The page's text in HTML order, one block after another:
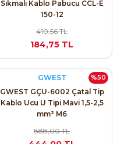
Sıkmalı Kablo Pabucu CCL-E
150-12
410,56 TL
184,75 TL
%50
GWEST
GWEST GÇU-6002 Çatal Tip
Kablo Ucu U Tipi Mavi 1,5-2,5
mm² M6
888,00 TL